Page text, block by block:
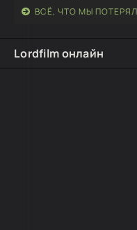
ВСЁ, ЧТО МЫ
Lordfilm онлайн